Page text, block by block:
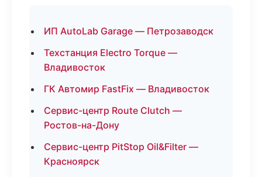
ИП AutoLab Garage — Петрозаводск
Техстанция Electro Torque —
Владивосток
ГК Автомир FastFix — Владивосток
Сервис-центр Route Clutch —
Ростов-на-Дону
Сервис-центр PitStop Oil&Filter —
Красноярск